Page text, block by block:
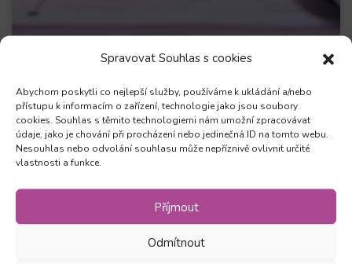
Spravovat Souhlas s cookies
Abychom poskytli co nejlepší služby, používáme k ukládání a/nebo
přístupu k informacím o zařízení, technologie jako jsou soubory
cookies. Souhlas s těmito technologiemi nám umožní zpracovávat
údaje, jako je chování při procházení nebo jedinečná ID na tomto webu.
Nesouhlas nebo odvolání souhlasu může nepříznivě ovlivnit určité
vlastnosti a funkce.
Příjmout
Odmítnout
Nový termín pro rok 2026 zkoušky
TOEIC Listening & Reading
Potvrďte svou angličtinu certifikátem uznávaným po